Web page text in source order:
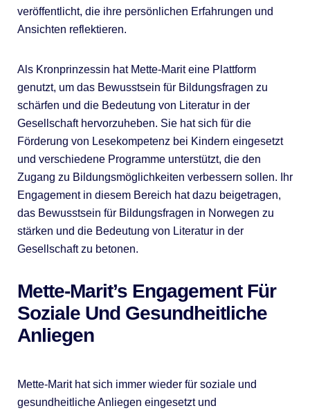
veröffentlicht, die ihre persönlichen Erfahrungen und
Ansichten reflektieren.
Als Kronprinzessin hat Mette-Marit eine Plattform
genutzt, um das Bewusstsein für Bildungsfragen zu
schärfen und die Bedeutung von Literatur in der
Gesellschaft hervorzuheben. Sie hat sich für die
Förderung von Lesekompetenz bei Kindern eingesetzt
und verschiedene Programme unterstützt, die den
Zugang zu Bildungsmöglichkeiten verbessern sollen. Ihr
Engagement in diesem Bereich hat dazu beigetragen,
das Bewusstsein für Bildungsfragen in Norwegen zu
stärken und die Bedeutung von Literatur in der
Gesellschaft zu betonen.
Mette-Marit’s Engagement Für
Soziale Und Gesundheitliche
Anliegen
Mette-Marit hat sich immer wieder für soziale und
gesundheitliche Anliegen eingesetzt und